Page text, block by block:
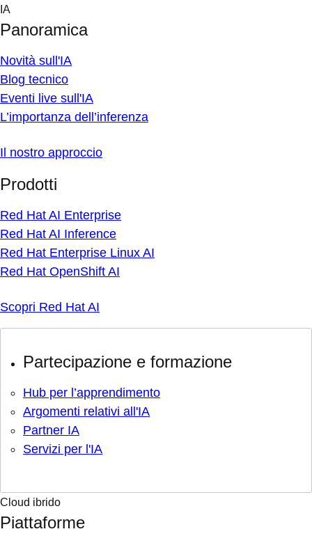
Skip
content
IA
Panoramica
Novità sull'IA
Blog tecnico
Eventi live sull'IA
L’importanza dell’inferenza
Il nostro approccio
Prodotti
Red Hat AI Enterprise
Red Hat AI Inference
Red Hat Enterprise Linux AI
Red Hat OpenShift AI
Scopri Red Hat AI
Partecipazione e formazione
Hub per l’apprendimento
Argomenti relativi all'IA
Partner IA
Servizi per l'IA
Cloud ibrido
Piattaforme